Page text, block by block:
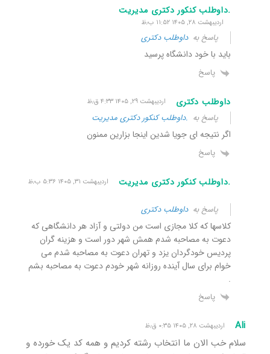
.داوطلب کنکور دکتری مدیریت
اردیبهشت ۲۸, ۱۴۰۵ ۱۱:۵۲ ب٫ظ
پاسخ بهداوطلب دکتری
باید با خود دانشگاه پرسید
پاسخ
داوطلب دکتری اردیبهشت ۲۹, ۱۴۰۵ ۴:۳۳ ق٫ظ
پاسخ به .داوطلب کنکور دکتری مدیریت
اگر نتیجه ای جویا شدین اینجا بزارین ممنون
پاسخ
.داوطلب کنکور دکتری مدیریت اردیبهشت ۳۱, ۱۴۰۵ ۵:۳۶ ب٫ظ
پاسخ بهداوطلب دکتری
کلاسها که کلا مجازی است من دولتی و آزاد هر دانشگاهی که
دعوت به مصاحبه شدم همش شهر دور است و هزینه گران
پردیس خودگردان یزد و تهران دعوت به مصاحبه شدم می
خوام برای سال آینده روزانه شهر خودم دعوت به مصاحبه بشم
.
پاسخ
Ali اردیبهشت ۲۸, ۱۴۰۵ ۰:۳۵ ق٫ظ
سلام خب الان ما انتخاب رشته کردیم و همه کد یک خورده و